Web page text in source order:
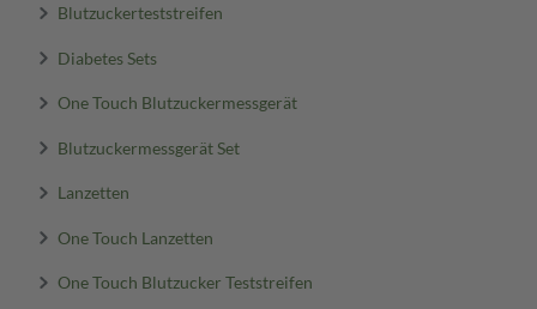
Blutzuckerteststreifen
Diabetes Sets
One Touch Blutzuckermessgerät
Blutzuckermessgerät Set
Lanzetten
One Touch Lanzetten
One Touch Blutzucker Teststreifen